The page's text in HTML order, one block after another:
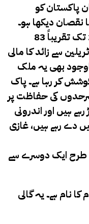
پاکستان کو
نقصان دیکھا ہو۔
ایک اندازے کے مطابق2001 سے 2022 تک تقریباً 83
ہزارپاکستانی لقمہ اجل بنے جبکہ 35 ٹریلین سے زائد کا مالی
بھی یہ ملک
کوشش کر رہا ہے۔ پاک
کی حفاظت پر
ہیں اور اندرونی
دے رہے ہیں، غازی
طرح ایک دوسرے سے
نام ہے۔ یہ گالی